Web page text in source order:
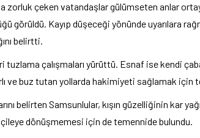
zorluk çeken vatandaşlar gülümseten anlar
görüldü. Kayıp düşeceği yönünde uyarılara
belirtti.
çalışmaları yürüttü. Esnaf ise kendi
ve buz tutan yollarda hakimiyeti sağlamak için
belirten Samsunlular, kışın güzelliğinin kar
dönüşmemesi için de temennide bulundu.